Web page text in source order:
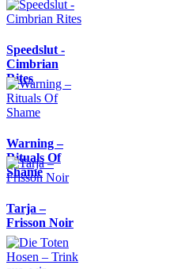
Speedslut -
Cimbrian
Rites
Warning –
Rituals Of
Shame
Tarja –
Frisson Noir